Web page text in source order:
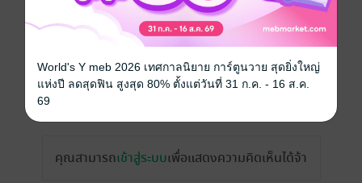
เขียนรีวิวและให้เรตติ้ง
คุณสามารถเข้าสู่ระบบเพื่อแสดงความคิดเห็นได้จ้า
World's Y meb 2026 เทศกาลนิยาย การ์ตูนวาย สุดยิ่งใหญ่
แห่งปี ลดสุดฟิน สูงสุด 80% ตั้งแต่วันที่ 31 ก.ค. - 16 ส.ค.
69